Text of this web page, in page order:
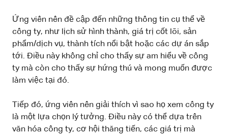
Ứng viên nên đề cập đến những thông tin cụ thể về
công ty, như lịch sử hình thành, giá trị cốt lõi, sản
phẩm/dịch vụ, thành tích nổi bật hoặc các dự án sắp
tới. Điều này không chỉ cho thấy sự am hiểu về công
ty mà còn cho thấy sự hứng thú và mong muốn được
làm việc tại đó.
Tiếp đó, ứng viên nên giải thích vì sao họ xem công ty
là một lựa chọn lý tưởng. Điều này có thể dựa trên
văn hóa công ty, cơ hội thăng tiến, các giá trị mà